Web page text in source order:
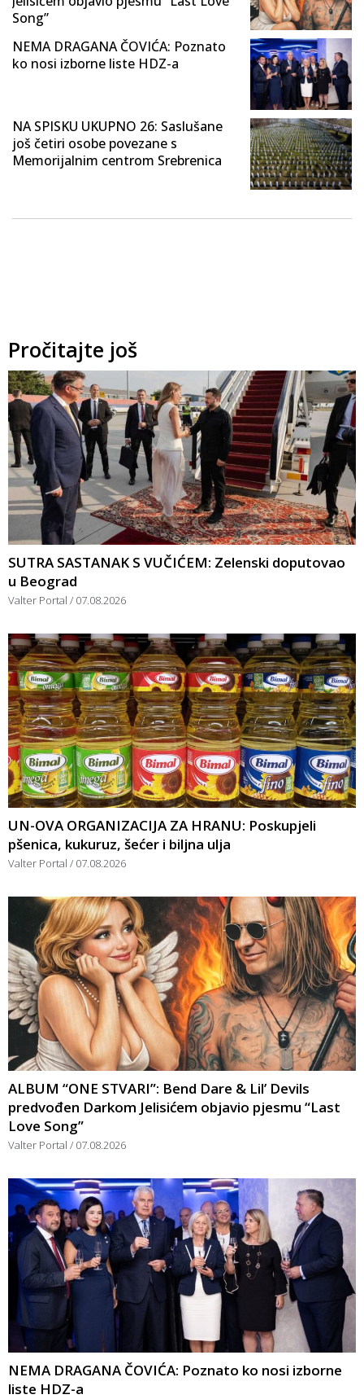
Song”
NEMA DRAGANA ČOVIĆA: Poznato
ko nosi izborne liste HDZ-a
NA SPISKU UKUPNO 26: Saslušane
još četiri osobe povezane s
Memorijalnim centrom Srebrenica
Pročitajte još
SUTRA SASTANAK S VUČIĆEM: Zelenski doputovao
u Beograd
Valter Portal 07.08.2026
UN-OVA ORGANIZACIJA ZA HRANU: Poskupjeli
pšenica, kukuruz, šećer i biljna ulja
Valter Portal 07.08.2026
ALBUM “ONE STVARI”: Bend Dare & Lil’ Devils
predvođen Darkom Jelisićem objavio pjesmu “Last
Love Song”
Valter Portal 07.08.2026
NEMA DRAGANA ČOVIĆA: Poznato ko nosi izborne
liste HDZ-a